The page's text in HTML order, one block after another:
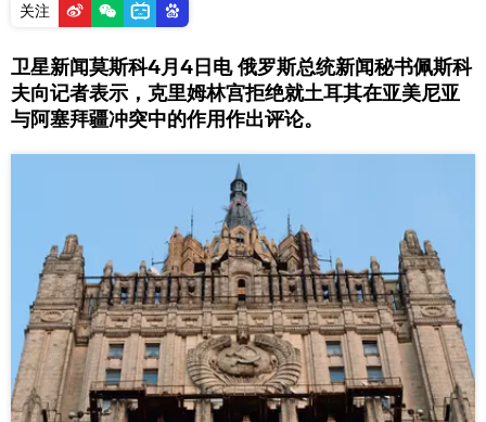
关注
卫星新闻莫斯科4月4日电 俄罗斯总统新闻秘书佩斯科
夫向记者表示，克里姆林宫拒绝就土耳其在亚美尼亚
与阿塞拜疆冲突中的作用作出评论。